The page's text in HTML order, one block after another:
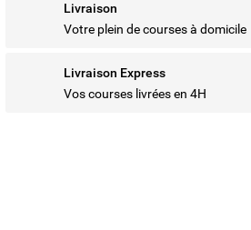
Livraison
Votre plein de courses à domicile
Livraison Express
Vos courses livrées en 4H